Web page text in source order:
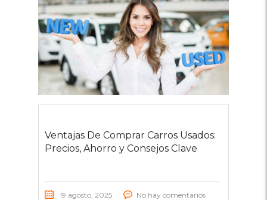
Ventajas De Comprar Carros Usados:
Precios, Ahorro y Consejos Clave
19 agosto, 2025 No hay comentarios